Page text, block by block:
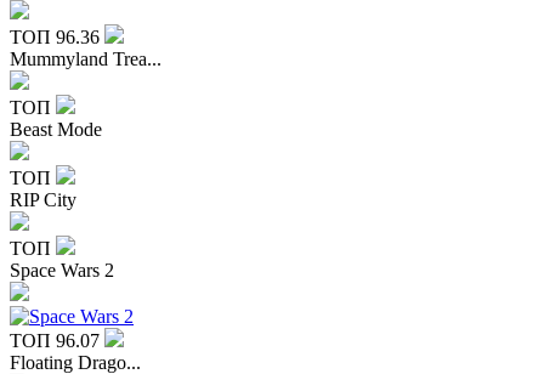
ТОП 96.36
Mummyland Trea...
ТОП
Beast Mode
ТОП
RIP City
ТОП
Space Wars 2
ТОП 96.07
Floating Drago...